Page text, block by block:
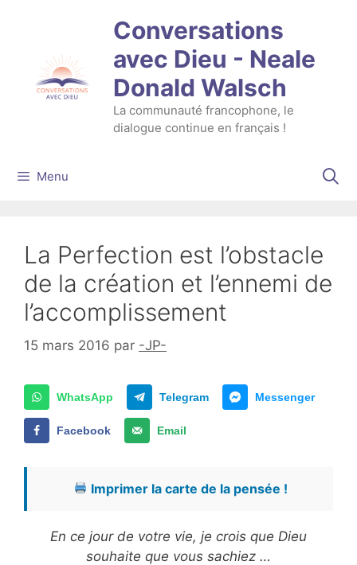
Conversations
avec Dieu - Neale
Donald Walsch
La communauté francophone, le
dialogue continue en français !
Menu
La Perfection est l’obstacle
de la création et l’ennemi de
l’accomplissement
15 mars 2016 par -JP-
WhatsApp Telegram Messenger
Facebook Email
Imprimer la carte de la pensée !
En ce jour de votre vie, je crois que Dieu
souhaite que vous sachiez …